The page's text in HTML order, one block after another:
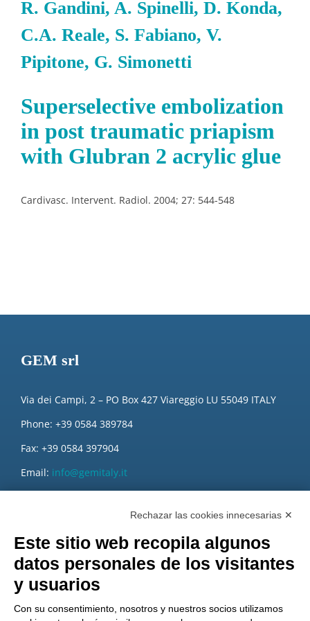
R. Gandini, A. Spinelli, D. Konda,
C.A. Reale, S. Fabiano, V.
Pipitone, G. Simonetti
Superselective embolization
in post traumatic priapism
with Glubran 2 acrylic glue
Cardivasc. Intervent. Radiol. 2004; 27: 544-548
GEM srl
Via dei Campi, 2 – PO Box 427 Viareggio LU 55049 ITALY
Phone: +39 0584 389784
Fax: +39 0584 397904
Email: info@gemitaly.it
Rechazar las cookies innecesarias ✕
Este sitio web recopila algunos
datos personales de los visitantes
y usuarios
Con su consentimiento, nosotros y nuestros socios utilizamos